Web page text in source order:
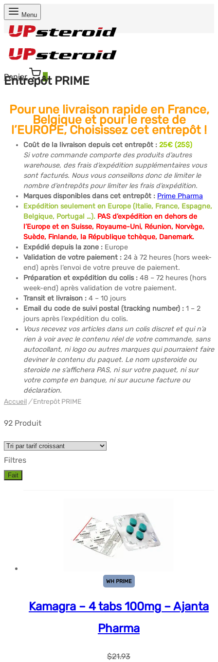
Menu
Panier 0
Entrepôt PRIME
Pour une livraison rapideen France,
Belgique et pour le reste de
l’EUROPE, Choisissez cet entrepôt !
Coût de la livraison depuis cet entrepôt : 25€ (25$)
Si votre commande comporte des produits d’autres
warehouse, des frais d’expédition supplémentaires vous
sont facturés. Nous vous conseillons donc de limiter le
nombre d’entrepôts pour limiter les frais d’expédition.
Marques disponibles dans cet entrepôt : Prime Pharma
Expédition seulement en Europe (Italie, France, Espagne,
Belgique, Portugal …). PAS d’expédition en dehors de
l’Europe et en Suisse, Royaume-Uni, Réunion, Norvège,
Suède, Finlande, la République tchèque, Danemark.
Expédié depuis la zone : Europe
Validation de votre paiement : 24 à 72 heures (hors week-
end) après l’envoi de votre preuve de paiement.
Préparation et expédition du colis : 48 – 72 heures (hors
week-end) après validation de votre paiement.
Transit et livraison : 4 – 10 jours
Email du code de suivi postal (tracking number) : 1 – 2
jours après l’expédition du colis.
Vous recevez vos articles dans un colis discret et qui n’a
rien à voir avec le contenu réel de votre commande, sans
autocollant, ni logo ou autres marques qui pourraient faire
deviner le contenu du paquet. Le nom upsteroide ou
steroide ne s’affichera PAS, ni sur votre paquet, ni sur
votre compte en banque, ni sur aucune facture ou
déclaration.
Accueil /Entrepôt PRIME
92 Produit
Filtres
Fait
WH PRIME
Kamagra – 4 tabs 100mg – Ajanta
Pharma
$21.93